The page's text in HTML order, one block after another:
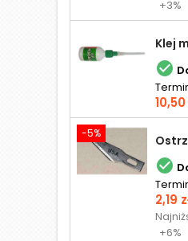
+3%

Cena
10,50
-5%

Cena
2,19
+6%